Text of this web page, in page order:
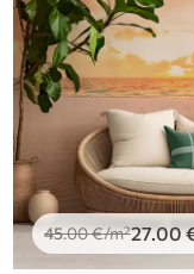
45.00€/m²27.00